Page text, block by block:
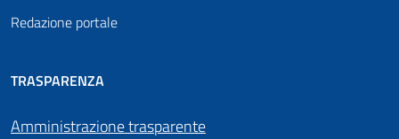
Redazione portale
TRASPARENZA
Amministrazione trasparente